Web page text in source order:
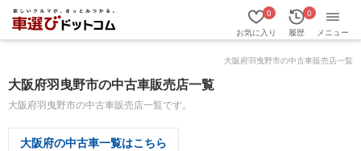
お気に入り
0
履歴
0
メニュー
大阪府羽曳野市の中古車販売店一覧
大阪府羽曳野市の中古車販売店一覧
大阪府羽曳野市の中古車販売店一覧です。
大阪府の中古車一覧はこちら